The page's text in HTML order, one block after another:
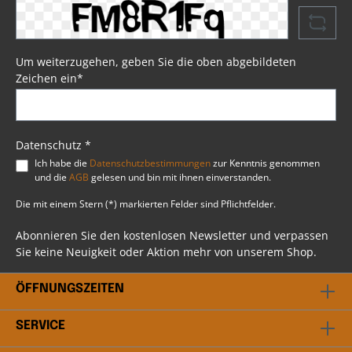
enthalten sind vier Lederriemen, die das
Anbringen der Schwingentasche am Heck Ihrer
Harley® problemlos ermöglichen. Die Tasche ist
zusätzlich durch Kunststoff und
Verstärkungsschaum gegen Verformungen bei
längerem Gebrauch geschützt. Somit ist
Favorit, ausgewählt durch unsere Profis bei BSB
nicht mit uns in Kontakt zu treten. Unser
professionelles Team steht dir gerne beratend
bei allen Fragen rund ums Thema Harley
Davidson® zur Verfügung.
Um weiterzugehen, geben Sie die oben abgebildeten
Zeichen ein*
Datenschutz *
Ich habe die Datenschutzbestimmungenzur Kenntnis genommen
und die AGB gelesen und bin mit ihnen einverstanden.
Die mit einem Stern (*) markierten Felder sind Pflichtfelder.
Abonnieren Sie den kostenlosen Newsletter und verpassen
Sie keine Neuigkeit oder Aktion mehr von unserem Shop.
ÖFFNUNGSZEITEN
SERVICE